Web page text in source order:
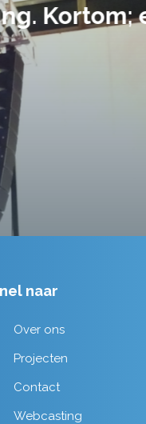
de puntjes
naar
Over ons
Projecten
Contact
Webcasting